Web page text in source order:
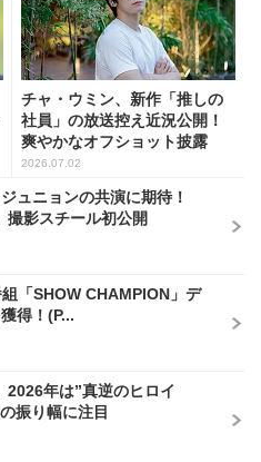
チャ・ウミン、新作「推しの
社員」の放送控え近況公開！
爽やかなオフショット披露
2026.07.02
ュニョンの共演に期待！
撮影スチール初公開
「SHOW CHAMPION」デ
得！(P...
2026年は”真逆のヒロイ
振り幅に注目